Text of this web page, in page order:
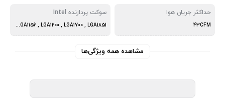
حداکثر جریان هوا
43CFM
سوکت پردازنده Intel
LGA775 , LGA115X , LGA1156 , LGA1200 , LGA1700 , LGA1851
مشاهده همه ویژگی‌ها